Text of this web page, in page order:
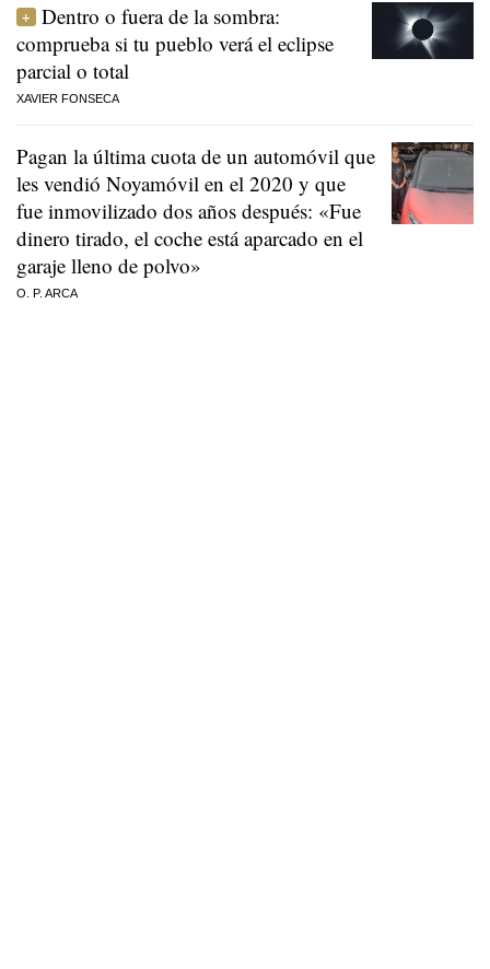
Dentro o fuera de la sombra:
comprueba si tu pueblo verá el eclipse
parcial o total
XAVIER FONSECA
Pagan la última cuota de un automóvil que
les vendió Noyamóvil en el 2020 y que
fue inmovilizado dos años después: «Fue
dinero tirado, el coche está aparcado en el
garaje lleno de polvo»
O. P. ARCA